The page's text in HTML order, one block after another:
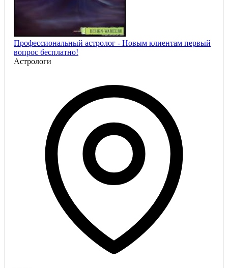
Профессиональный астролог - Новым клиентам первый
вопрос бесплатно!
Астрологи